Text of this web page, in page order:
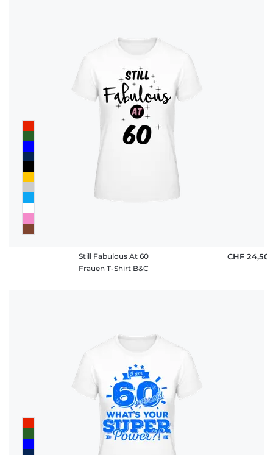
Still Fabulous At 60
Frauen T-Shirt B&C
CHF 24,50